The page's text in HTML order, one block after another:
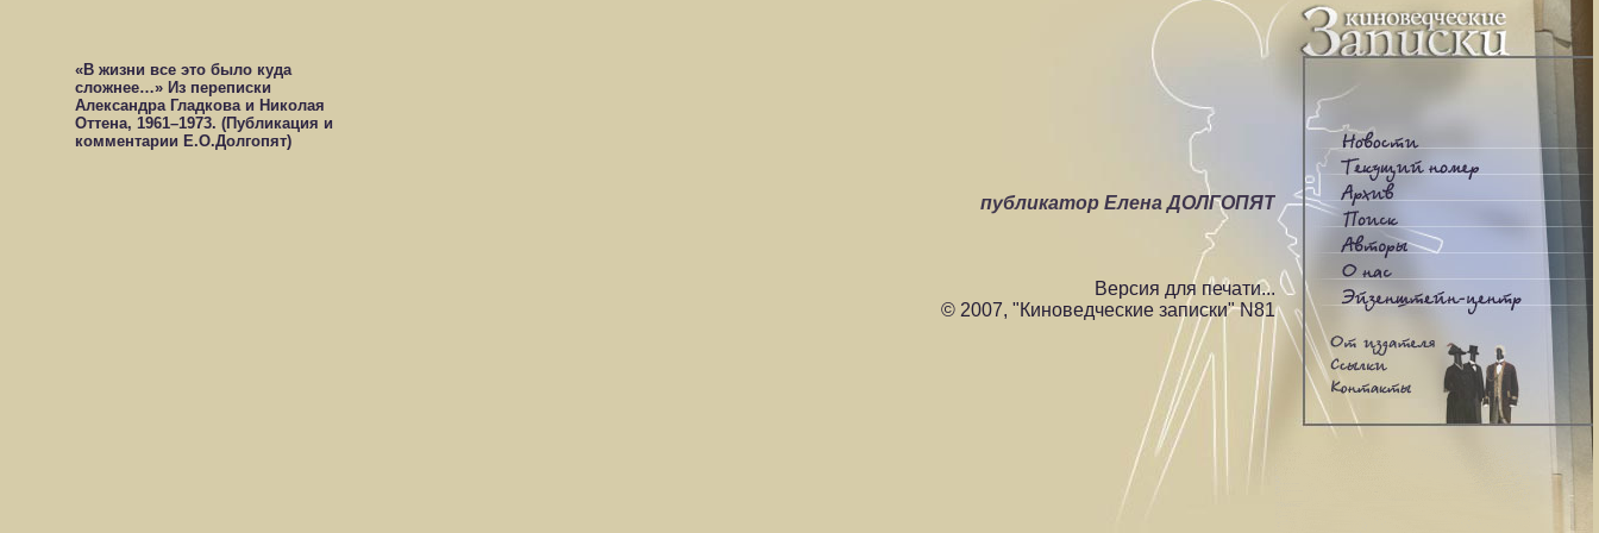
«В жизни все это было куда
сложнее…» Из переписки
Александра Гладкова и Николая
Оттена, 1961–1973. (Публикация и
комментарии Е.О.Долгопят)
публикатор Елена ДОЛГОПЯТ
Версия для печати...
© 2007, "Киноведческие записки" N81